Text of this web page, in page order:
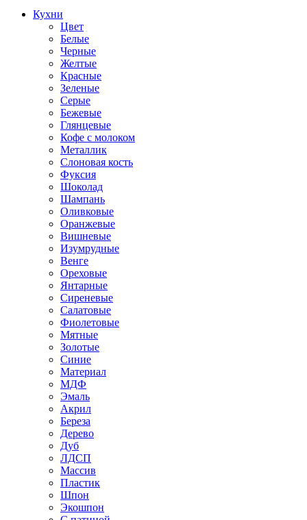
Кухни
Цвет
Белые
Черные
Желтые
Красные
Зеленые
Серые
Бежевые
Глянцевые
Кофе с молоком
Металлик
Слоновая кость
Фуксия
Шоколад
Шампань
Оливковые
Оранжевые
Вишневые
Изумрудные
Венге
Ореховые
Янтарные
Сиреневые
Салатовые
Фиолетовые
Мятные
Золотые
Синие
Материал
МДФ
Эмаль
Акрил
Береза
Дерево
Дуб
ЛДСП
Массив
Пластик
Шпон
Экошпон